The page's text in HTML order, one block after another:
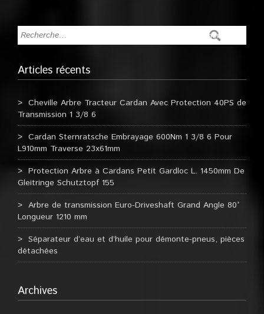
Articles récents
Cheville Arbre Tracteur Cardan Avec Protection 40PS de
Transmission 1 3/8 6
Cardan Sternratsche Embrayage 600Nm 1 3/8 6 Pour
L910mm Traverse 23x61mm
Protection Arbre à Cardans Petit Gardloc L. 1450mm De
Gleitringe Schutztopf 155
Arbre de transmission Euro-Driveshaft Grand Angle 80°
Longueur 1210 mm
Séparateur d’eau et d’huile pour démonte-pneus, pièces
détachées
Archives